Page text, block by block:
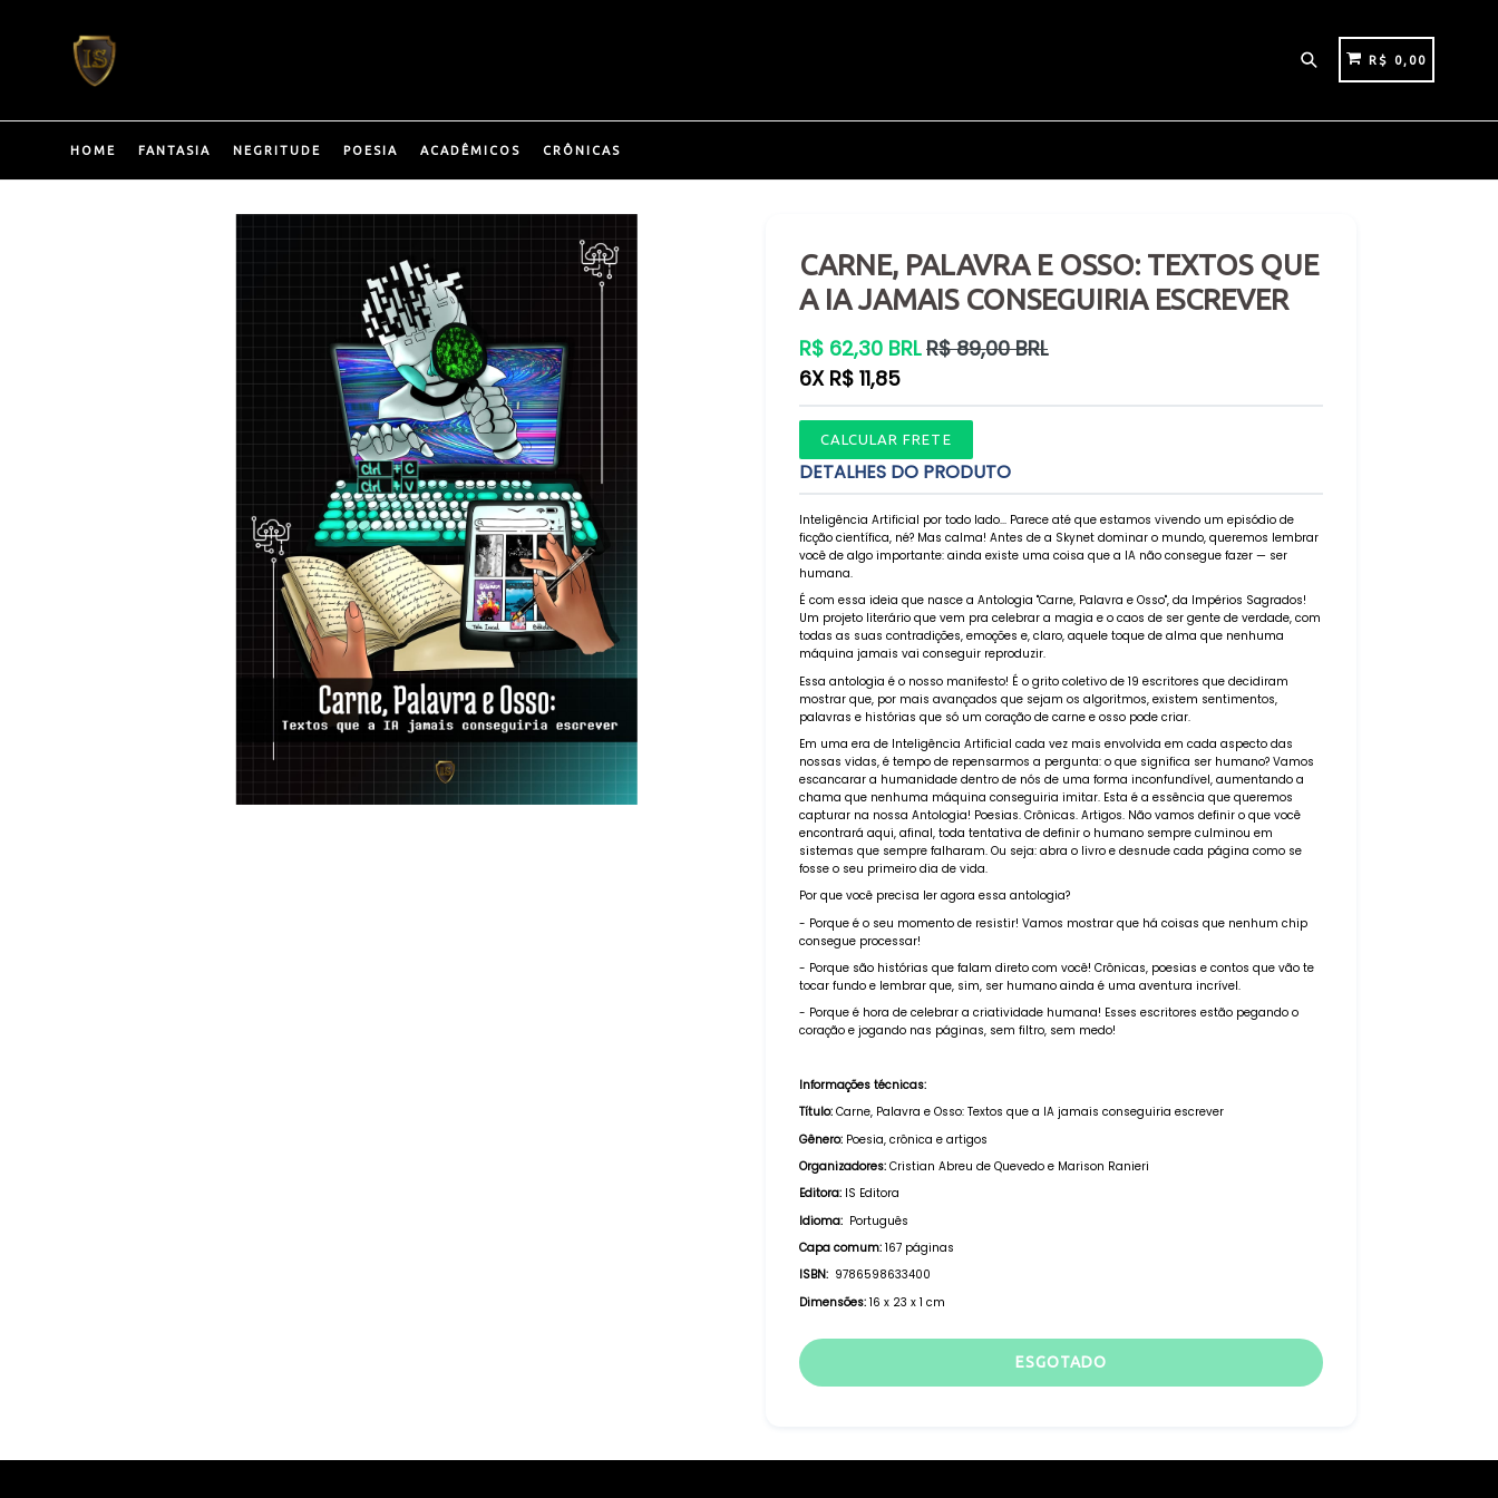
PesquisarCARRINHO
CARRINHO
R$ 0,00
HOME FANTASIA NEGRITUDE POESIA ACADÊMICOS CRÔNICAS
CARNE, PALAVRA E OSSO: TEXTOS QUE
A IA JAMAIS CONSEGUIRIA ESCREVER
Preço
normal
R$ 62,30 BRL R$ 89,00 BRL
6X R$ 11,85
CALCULAR FRETE
DETALHES DO PRODUTO
Inteligência Artificial por todo lado... Parece até que estamos vivendo um episódio de
ficção científica, né? Mas calma! Antes de a Skynet dominar o mundo, queremos lembrar
você de algo importante: ainda existe uma coisa que a IA não consegue fazer — ser
humana.
É com essa ideia que nasce a Antologia "Carne, Palavra e Osso", da Impérios Sagrados!
Um projeto literário que vem pra celebrar a magia e o caos de ser gente de verdade, com
todas as suas contradições, emoções e, claro, aquele toque de alma que nenhuma
máquina jamais vai conseguir reproduzir.
Essa antologia é o nosso manifesto! É o grito coletivo de 19 escritores que decidiram
mostrar que, por mais avançados que sejam os algoritmos, existem sentimentos,
palavras e histórias que só um coração de carne e osso pode criar.
Em uma era de Inteligência Artificial cada vez mais envolvida em cada aspecto das
nossas vidas, é tempo de repensarmos a pergunta: o que significa ser humano? Vamos
escancarar a humanidade dentro de nós de uma forma inconfundível, aumentando a
chama que nenhuma máquina conseguiria imitar. Esta é a essência que queremos
capturar na nossa Antologia! Poesias. Crônicas. Artigos. Não vamos definir o que você
encontrará aqui, afinal, toda tentativa de definir o humano sempre culminou em
sistemas que sempre falharam. Ou seja: abra o livro e desnude cada página como se
fosse o seu primeiro dia de vida.
Por que você precisa ler agora essa antologia?
- Porque é o seu momento de resistir! Vamos mostrar que há coisas que nenhum chip
consegue processar!
- Porque são histórias que falam direto com você! Crônicas, poesias e contos que vão te
tocar fundo e lembrar que, sim, ser humano ainda é uma aventura incrível.
- Porque é hora de celebrar a criatividade humana! Esses escritores estão pegando o
coração e jogando nas páginas, sem filtro, sem medo!
Informações técnicas:
Título: Carne, Palavra e Osso: Textos que a IA jamais conseguiria escrever
Gênero: Poesia, crônica e artigos
Organizadores: Cristian Abreu de Quevedo e Marison Ranieri
Editora: ‎ IS Editora
Idioma: ‎ Português
Capa comum: 167 páginas
ISBN: ‎ 9786598633400
Dimensões: 16 x 23 x 1 cm
ESGOTADO